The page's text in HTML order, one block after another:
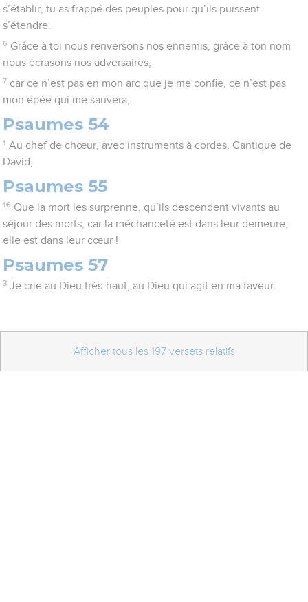
s’établir, tu as frappé des peuples pour qu’ils puissent
s’étendre.
6 Grâce à toi nous renversons nos ennemis, grâce à ton nom
nous écrasons nos adversaires,
7 car ce n’est pas en mon arc que je me confie, ce n’est pas
mon épée qui me sauvera,
Psaumes 54
1 Au chef de chœur, avec instruments à cordes. Cantique de
David,
Psaumes 55
16 Que la mort les surprenne, qu’ils descendent vivants au
séjour des morts, car la méchanceté est dans leur demeure,
elle est dans leur cœur !
Psaumes 57
3 Je crie au Dieu très-haut, au Dieu qui agit en ma faveur.
Afficher tous les 197 versets relatifs